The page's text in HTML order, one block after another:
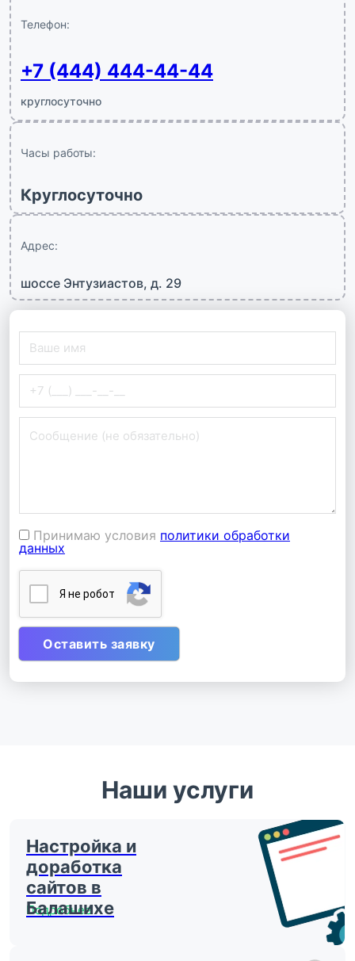
Телефон:
+7 (444) 444-44-44
круглосуточно
Часы работы:
Круглосуточно
Адрес:
шоссе Энтузиастов, д. 29
Принимаю условия политики обработки
данных
Я нe poбoт
Наши услуги
Настройка и
доработка
сайтов в
Балашихе
Подробнее